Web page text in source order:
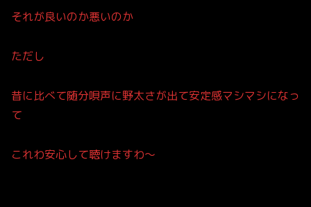
それが良いのか悪いのか
ただし
昔に比べて随分唄声に野太さが出て安定感マシマシになっ
て
これわ安心して聴けますわ〜